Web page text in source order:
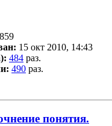
15 окт 2010, 14:43
484 раз.
490 раз.
понятия.